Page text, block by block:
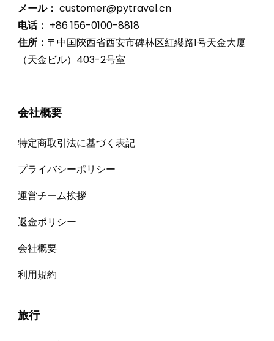
メール： customer@pytravel.cn
电话： +86 156-0100-8818
住所： 〒中国陝西省西安市碑林区紅纓路1号天金大厦
（天金ビル）403-2号室
会社概要
特定商取引法に基づく表記
プライバシーポリシー
運営チーム挨拶
返金ポリシー
会社概要
利用規約
旅行